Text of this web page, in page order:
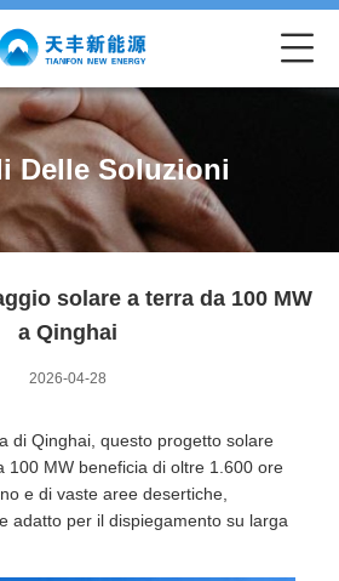
Delle Soluzioni
solare a terra da 100 MW
a Qinghai
2026-04-28
di Qinghai, questo progetto solare
100 MW beneficia di oltre 1.600 ore
e di vaste aree desertiche,
adatto per il dispiegamento su larga